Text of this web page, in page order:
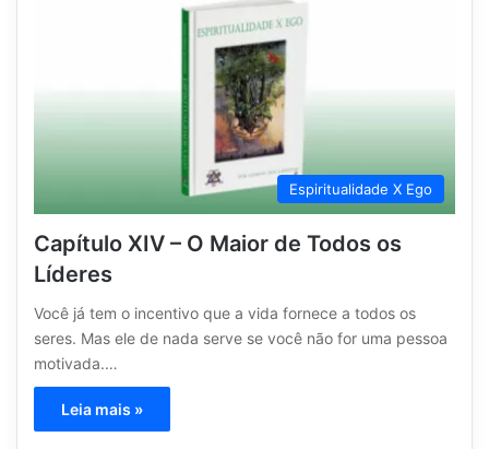
Espiritualidade X Ego
Capítulo XIV – O Maior de Todos os
Líderes
Você já tem o incentivo que a vida fornece a todos os
seres. Mas ele de nada serve se você não for uma pessoa
motivada.…
Leia mais »